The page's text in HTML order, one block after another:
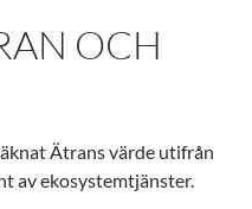
OCH
Ätrans värde utifrån
av ekosystemtjänster.